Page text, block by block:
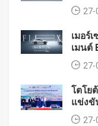
27-
เมอร์
เมนต์
27-
โตโย
แข่งขั
27-